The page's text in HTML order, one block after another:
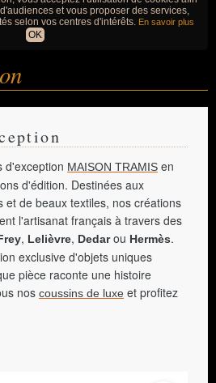
et vous proposer des services,
selon vos centres d'intérêts. En savoir plus
OK
d'exception MAISON TRAMIS en
d'édition. Destinées aux
et de beaux textiles, nos créations
l'artisanat français à travers des
, Lelièvre, Dedarou Hermès.
exclusive d'objets uniques
pièce raconte une histoire
nos coussins de luxe et profitez